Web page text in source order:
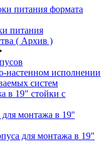
питания формата
питания
( Архив )
настенном исполнении
систем
в 19" стойки с
монтажа в 19''
для монтажа в 19"